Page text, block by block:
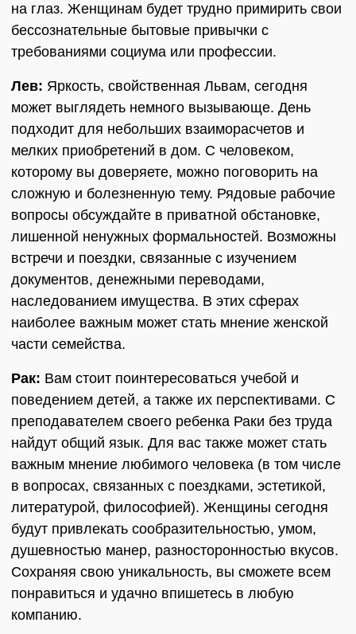
на глаз. Женщинам будет трудно примирить свои
бессознательные бытовые привычки с
требованиями социума или профессии.
Лев: Яркость, свойственная Львам, сегодня
может выглядеть немного вызывающе. День
подходит для небольших взаиморасчетов и
мелких приобретений в дом. С человеком,
которому вы доверяете, можно поговорить на
сложную и болезненную тему. Рядовые рабочие
вопросы обсуждайте в приватной обстановке,
лишенной ненужных формальностей. Возможны
встречи и поездки, связанные с изучением
документов, денежными переводами,
наследованием имущества. В этих сферах
наиболее важным может стать мнение женской
части семейства.
Рак: Вам стоит поинтересоваться учебой и
поведением детей, а также их перспективами. С
преподавателем своего ребенка Раки без труда
найдут общий язык. Для вас также может стать
важным мнение любимого человека (в том числе
в вопросах, связанных с поездками, эстетикой,
литературой, философией). Женщины сегодня
будут привлекать сообразительностью, умом,
душевностью манер, разносторонностью вкусов.
Сохраняя свою уникальность, вы сможете всем
понравиться и удачно впишетесь в любую
компанию.